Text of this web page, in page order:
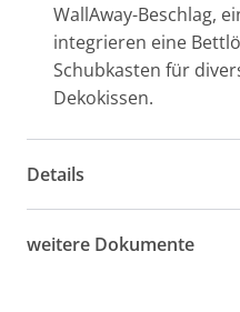
WallAway-Beschlag,
integrieren eine
Schubkasten für
Dekokissen.
Details
weitere Dokumente